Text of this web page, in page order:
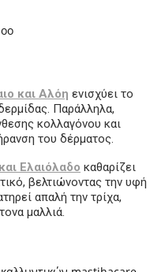
και Αλόη ενισχύει το
Παράλληλα,
κολλαγόνου και
του δέρματος.
Ελαιόλαδο καθαρίζει
βελτιώνοντας την υφή
απαλή την τρίχα,
μαλλιά.